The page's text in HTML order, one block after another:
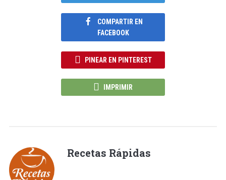
COMPARTIR EN
FACEBOOK
PINEAR EN PINTEREST
IMPRIMIR
Recetas Rápidas